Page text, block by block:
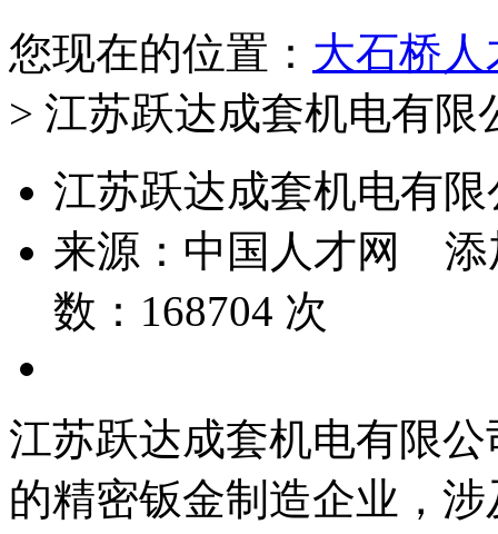
您现在的位置： 大石桥人
> 江苏跃达成套机电有限
江苏跃达成套机电有
来源： 中国人才网
添
数： 168704 次
江苏跃达成套机电有限
的精密钣金制造企业，